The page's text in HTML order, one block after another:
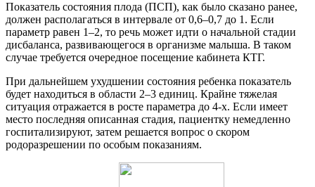
Показатель состояния плода (ПСП), как было сказано ранее,
должен располагаться в интервале от 0,6–0,7 до 1. Если
параметр равен 1–2, то речь может идти о начальной стадии
дисбаланса, развивающегося в организме малыша. В таком
случае требуется очередное посещение кабинета КТГ.
При дальнейшем ухудшении состояния ребенка показатель
будет находиться в области 2–3 единиц. Крайне тяжелая
ситуация отражается в росте параметра до 4-х. Если имеет
место последняя описанная стадия, пациентку немедленно
госпитализируют, затем решается вопрос о скором
родоразрешении по особым показаниям.